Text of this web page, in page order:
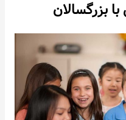
بزرگسالان